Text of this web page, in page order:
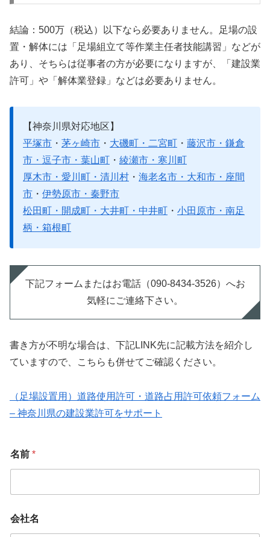
結論：500万（税込）以下なら必要ありません。足場の設
置・解体には「足場組立て等作業主任者技能講習」などが
あり、そちらは従事者の方が必要になりますが、「建設業
許可」や「解体業登録」などは必要ありません。
【神奈川県対応地区】
平塚市 ・ 茅ヶ崎市 ・ 大磯町・二宮町 ・ 藤沢市・鎌倉
市・逗子市・葉山町 ・ 綾瀬市・寒川町
厚木市・愛川町・清川村 ・ 海老名市・大和市・座間
市 ・ 伊勢原市・秦野市
松田町・開成町・大井町・中井町 ・ 小田原市・南足
柄・箱根町
下記フォームまたはお電話（090-8434-3526）へお
気軽にご連絡下さい。
書き方が不明な場合は、下記LINK先に記載方法を紹介し
ていますので、こちらも併せてご確認ください。
（足場設置用）道路使用許可・道路占用許可依頼フォーム
– 神奈川県の建設業許可をサポート
名前 *
会社名